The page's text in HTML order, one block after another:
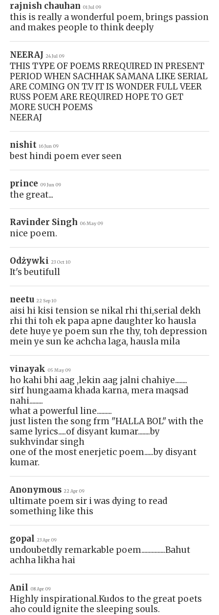
rajnish chauhan 01 Jul 09
this is really a wonderful poem, brings passion
and makes people to think deeply
NEERAJ 24 Jul 09
THIS TYPE OF POEMS RREQUIRED IN PRESENT
PERIOD WHEN SACHHAK SAMANA LIKE SERIAL
ARE COMING ON T.V IT IS WONDER FULL VEER
RUSS POEM ARE REQUIRED HOPE TO GET
MORE SUCH POEMS
NEERAJ
nishit 16 Jun 09
best hindi poem ever seen
prince 09 Jun 09
the great...
Ravinder Singh 06 May 09
nice poem.
Odżywki 23 Oct 10
It's beutifull
neetu 22 Sep 10
aisi hi kisi tension se nikal rhi thi,serial dekh
rhi thi toh ek papa apne daughter ko hausla
dete huye ye poem sun rhe thy, toh depression
mein ye sun ke achcha laga, hausla mila
vinayak 05 May 09
ho kahi bhi aag ,lekin aag jalni chahiye........
sirf hungaama khada karna, mera maqsad
nahi.........
what a powerful line..........
just listen the song frm "HALLA BOL" with the
same lyrics.....of disyant kumar........by
sukhvindar singh
one of the most enerjetic poem......by disyant
kumar.
Anonymous 22 Apr 09
ultimate poem sir i was dying to read
something like this
gopal 23 Apr 09
undoubetdly remarkable poem................Bahut
achha likha hai
Anil 08 Apr 09
Highly inspirational.Kudos to the great poets
aho could ignite the sleeping souls.